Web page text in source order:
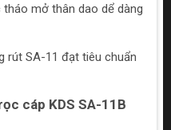
mở thân dao dể dàng
rút SA-11 đạt tiêu chuẩn
cáp KDS SA-11B